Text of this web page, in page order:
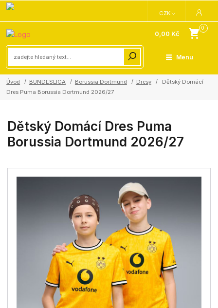
Menu
CZK
0
0,00 Kč
Úvod BUNDESLIGA Borussia Dortmund Dresy
Dětský Domácí
Dres Puma Borussia Dortmund 2026/27
Dětský Domácí Dres Puma
Borussia Dortmund 2026/27